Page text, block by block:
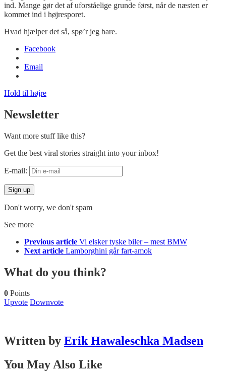
ind. Mange gør det af uforståelige grunde først, når de næsten er
kommet ind i højresporet.
Hvad hjælper det så, spø’r jeg bare.
Facebook
Email
Hold til højre
Newsletter
Want more stuff like this?
Get the best viral stories straight into your inbox!
E-mail:
Don't worry, we don't spam
See more
Previous article Vi elsker tyske biler – mest BMW
Next article Lamborghini går fart-amok
What do you think?
0 Points
Upvote Downvote
Written by Erik Hawaleschka Madsen
You May Also Like